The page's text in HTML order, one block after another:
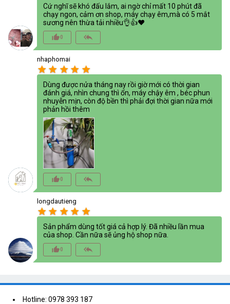
Cứ nghĩ sẽ khó đấu lắm, ai ngờ chỉ mất 10 phút đã
chạy ngon, cảm ơn shop, máy chạy êm,mà có 5 mắt
sương nên thừa tải nhiều👌👍❤️
thumb_up_alt0 reply_all
nhaphomai
star star star star star
Dùng được nửa tháng nay rồi giờ mới có thời gian
đánh giá, nhìn chung thì ổn, máy chậy êm , béc phun
nhuyễn mịn, còn độ bền thì phải đợi thời gian nữa mới
phản hồi thêm
thumb_up_alt0 reply_all
longdautieng
star star star star star
Sản phẩm dùng tốt giá cả hợp lý. Đã nhiều lần mua
của shop. Cần nữa sẽ ủng hộ shop nữa.
thumb_up_alt0 reply_all
Hotline: 0978 393 187